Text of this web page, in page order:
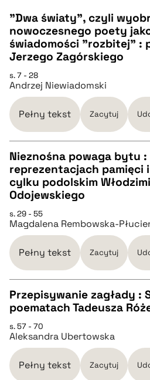
"Dwa światy", czyli
nowoczesnego poety
świadomości "rozbitej" :
Jerzego Zagórskiego
s. 7 - 28
Andrzej Niewiadomski
Pełny tekst Zacytuj
CZYSTY TEKST
pobierz cytat
BIBTEX
pobierz cytat
Nieznośna powaga bytu :
reprezentacjach pamięci
cylku podolskim
Odojewskiego
s. 29 - 55
Magdalena Rembowska-
Pełny tekst Zacytuj
pobierz cytat
Przepisywanie zagłady :
poematach Tadeusza
s. 57 - 70
Aleksandra Ubertowska
Pełny tekst Zacytuj